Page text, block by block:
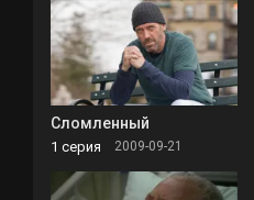
Сломленный
1 серия 2009-09-21